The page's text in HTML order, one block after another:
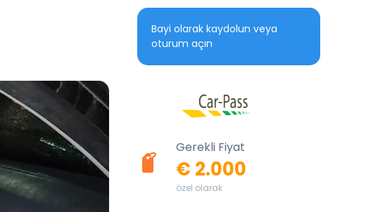
Bayi olarak kaydolun veya
oturum açın
Gerekli Fiyat
€ 2.000
özel olarak